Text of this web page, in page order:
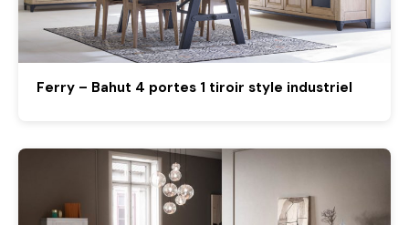
Ferry – Bahut 4 portes 1 tiroir style industriel